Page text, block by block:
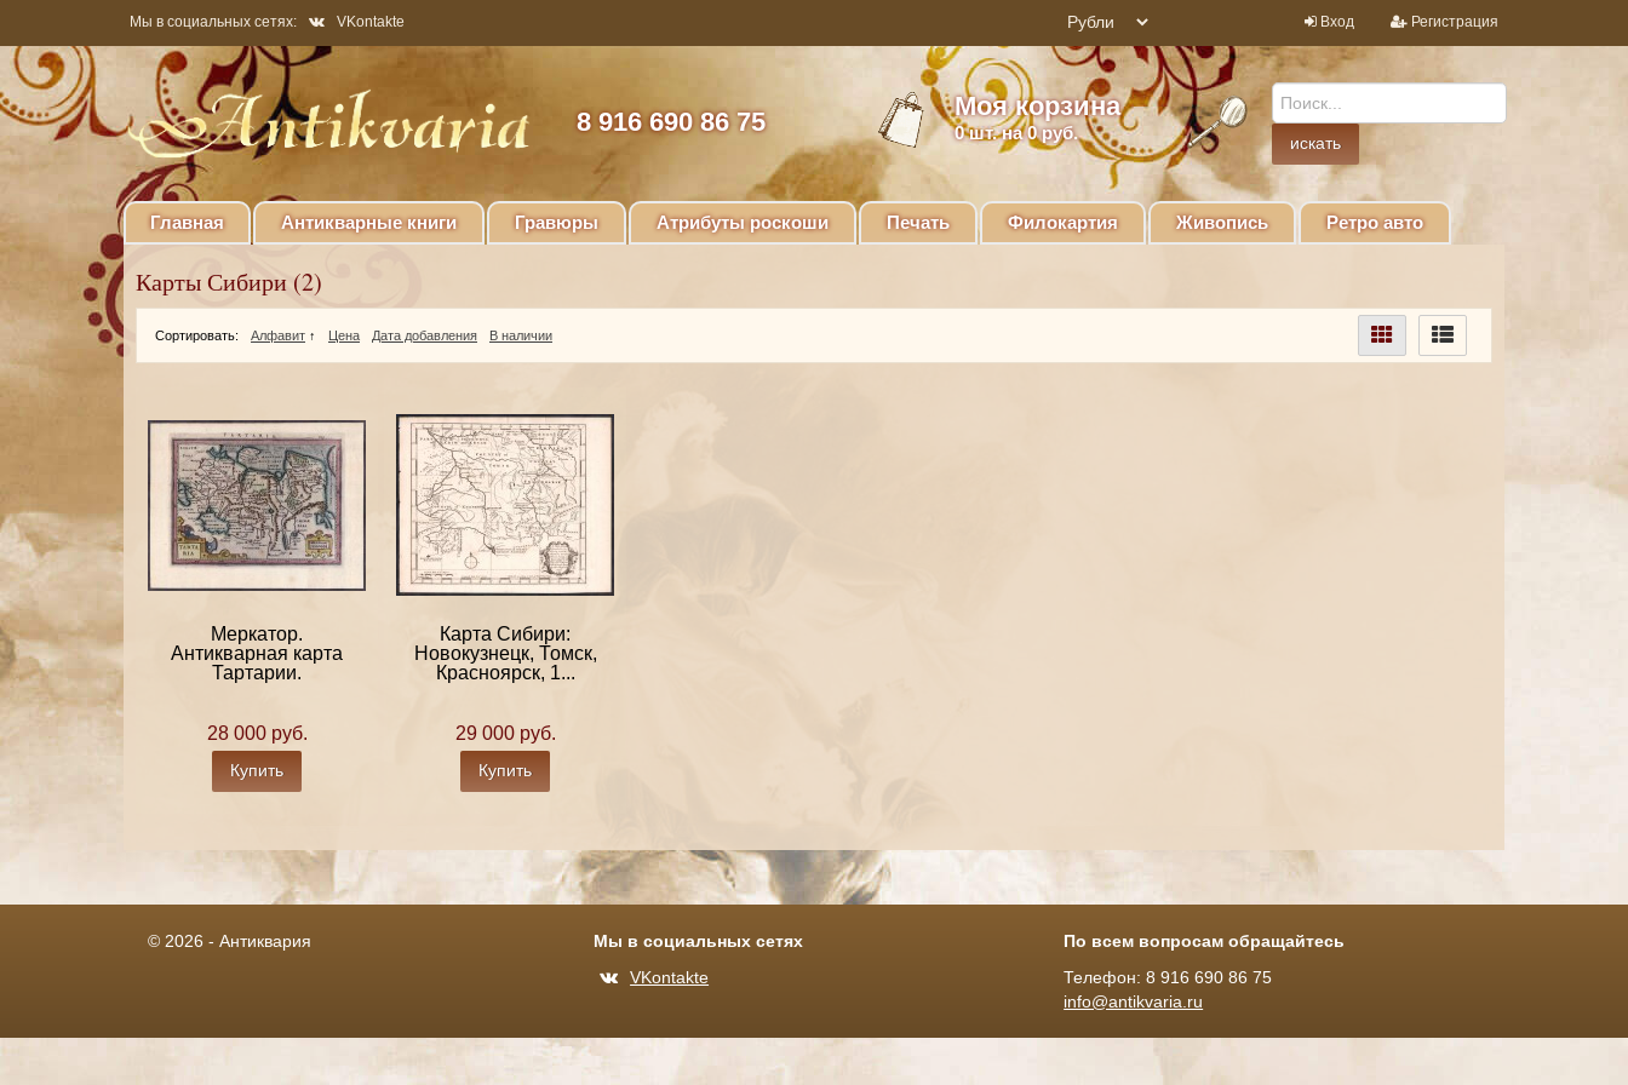
Мы в социальных сетях: VKontakte Вход Регистрация
8 916 690 86 75
Моя корзина
0шт. на 0 руб.
Главная Антикварные книги Гравюры Атрибуты роскоши Печать Филокартия Живопись Ретро авто
Карты Сибири (2)
Сортировать: Алфавит ↑ Цена Дата добавления В наличии
Меркатор.
Антикварная карта
Тартарии.
28 000 руб.
Купить
Карта Сибири:
Новокузнецк, Томск,
Красноярск, 1...
29 000 руб.
Купить
© 2026 - Антиквария
Мы в социальных сетях
VKontakte
По всем вопросам обращайтесь
Телефон: 8 916 690 86 75
info@antikvaria.ru